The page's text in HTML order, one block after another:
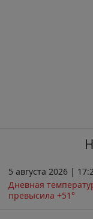
5 августа 2026 |
Дневная
превысила +51°